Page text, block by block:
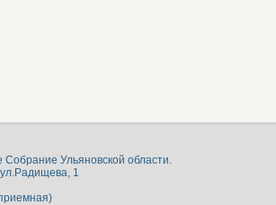
Ульяновской области.
1